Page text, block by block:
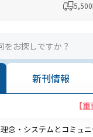
新刊情報
【
念・システムとコミュニ